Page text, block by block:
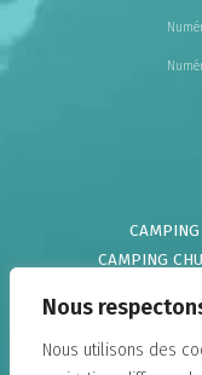
Nous
Nous utilisons des
CAMPING
CAMPING